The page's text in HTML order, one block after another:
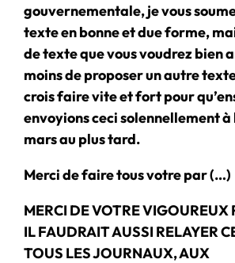
gouvernementale, je vous
texte en bonne et due forme,
de texte que vous voudrez bien
moins de proposer un autre
crois faire vite et fort pour
envoyions ceci solennellement à
mars au plus tard.
Merci de faire tous votre par (…)
MERCI DE VOTRE VIGOUREUX
IL FAUDRAIT AUSSI RELAYER
TOUS LES JOURNAUX, AUX